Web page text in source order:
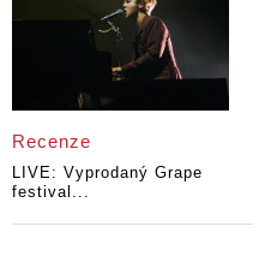
Recenze
LIVE: Vyprodaný Grape
festival...